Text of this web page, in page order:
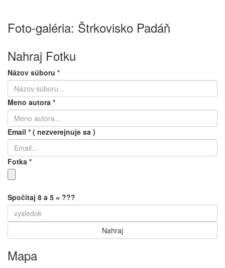
Foto-galéria: Štrkovisko Padáň
Nahraj Fotku
Názov súboru *
Meno autora *
Email * ( nezverejnuje sa )
Fotka *
Spočítaj 8 a 5 = ???
Mapa